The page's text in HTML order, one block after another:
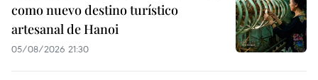
como nuevo destino turístico
artesanal de Hanoi
05/08/2026 21:30